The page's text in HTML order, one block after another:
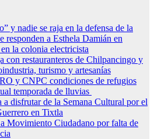
y nadie se raja en la defensa de la
responden a Esthela Damián en
la colonia electricista
con restauranteros de Chilpancingo y
turismo y artesanías
y CNPC condiciones de refugios
temporada de lluvias
disfrutar de la Semana Cultural por el
en Tixtla
Movimiento Ciudadano por falta de